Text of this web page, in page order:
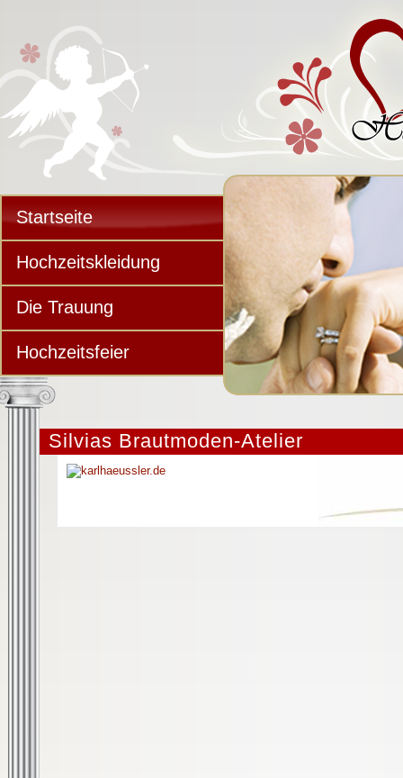
Startseite
Hochzeitskleidung
Die Trauung
Hochzeitsfeier
Silvias Brautmoden-Atelier